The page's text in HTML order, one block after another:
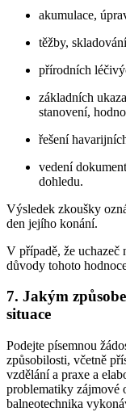
akumulace,
těžby,
přírodních
základních
stanovení,
řešení
vedení
dohledu.
Výsledek zkoušky
den jejího konání.
V případě, že uchazeč
důvody tohoto
7. Jakým
situace
Podejte písemnou
způsobilosti, včetně
vzdělání a praxe a
problematiky zájmové
balneotechnika